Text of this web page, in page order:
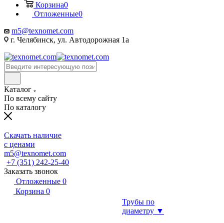
Корзина0
Отложенные0
m5@texnomet.com
г. Челябинск, ул. Автодорожная 1а
Каталог
По всему сайту
По каталогу
Скачать наличие
с ценами
m5@texnomet.com
+7 (351) 242-25-40
Заказать звонок
Отложенные 0
Корзина 0
Трубы по
диаметру ▼